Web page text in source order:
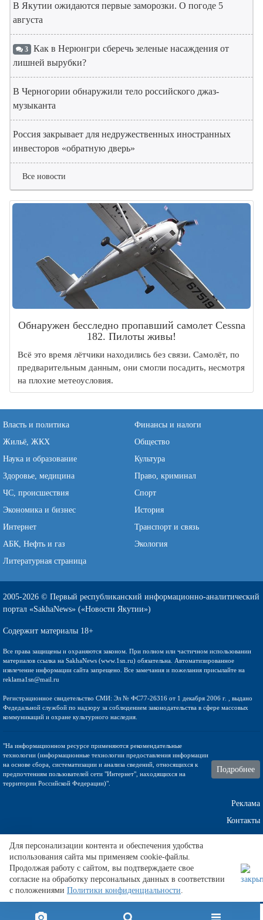
В Якутии ожидаются первые заморозки. О погоде 5
августа
3 Как в Нерюнгри сберечь зеленые насаждения от
лишней вырубки?
В Черногории обнаружили тело российского джаз-
музыканта
Россия закрывает для недружественных иностранных
инвесторов «обратную дверь»
Все новости
Обнаружен бесследно пропавший самолет Cessna
182. Пилоты живы!
Всё это время лётчики находились без связи. Самолёт, по
предварительным данным, они смогли посадить, несмотря
на плохие метеоусловия.
Власть и политика
Финансы и налоги
Жильё, ЖКХ
Общество
Наука и образование
Культура
Здоровье, медицина
Право, криминал
ЧС, происшествия
Спорт
Экономика и бизнес
История
Интернет
Транспорт и связь
АБК, Нефть и газ
Экология
Литературная страница
2005-2026 © Первый республиканский информационно-аналитический
портал «SakhaNews» («Новости Якутии»)
Содержит материалы 18+
Все права защищены и охраняются законом. При полном или частичном использовании
материалов ссылка на SakhaNews (www.1sn.ru) обязательна. Автоматизированное
извлечение информации сайта запрещено. Все замечания и пожелания присылайте на
reklama1sn@mail.ru
Регистрационное свидетельство СМИ: Эл № ФС77-26316 от 1 декабря 2006 г. , выдано
Федедальной службой по надзору за соблюдением законодательства в сфере массовых
коммуникаций и охране культурного наследия.
"На информационном ресурсе применяются рекомендательные
технологии (информационные технологии предоставления информации
на основе сбора, систематизации и анализа сведений, относящихся к
предпочтениям пользователей сети "Интернет", находящихся на
территории Российской Федерации)".
Подробнее
Реклама
Контакты
Техническа поддержка
Перед матчами болельщики ищутсофья кенин.
Для персонализации контента и обеспечения удобства
использования сайта мы применяем cookie-файлы.
Продолжая работу с сайтом, вы подтверждаете свое
согласие на обработку персональных данных в соответствии
с положениями Политики конфиденциальности.